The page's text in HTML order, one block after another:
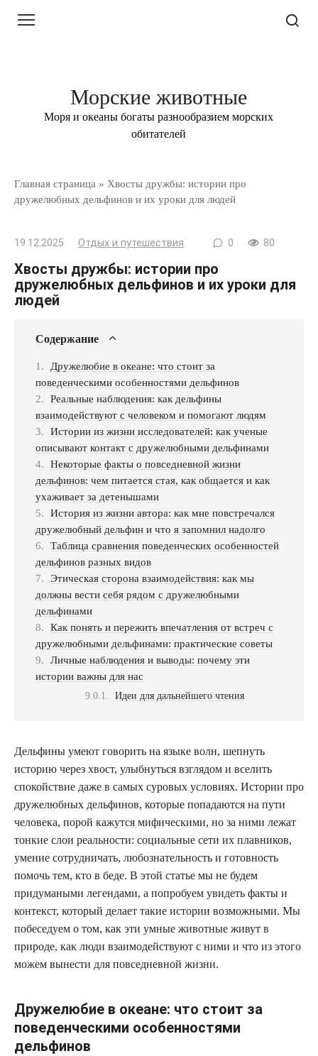
Морские животные
Моря и океаны богаты разнообразием морских
обитателей
Главная страница » Хвосты дружбы: истории про
дружелюбных дельфинов и их уроки для людей
19.12.2025 Отдых и путешествия 0 80
Хвосты дружбы: истории про
дружелюбных дельфинов и их уроки для
людей
Содержание
Дружелюбие в океане: что стоит за
поведенческими особенностями дельфинов
Реальные наблюдения: как дельфины
взаимодействуют с человеком и помогают людям
Истории из жизни исследователей: как ученые
описывают контакт с дружелюбными дельфинами
Некоторые факты о повседневной жизни
дельфинов: чем питается стая, как общается и как
ухаживает за детенышами
История из жизни автора: как мне повстречался
дружелюбный дельфин и что я запомнил надолго
Таблица сравнения поведенческих особенностей
дельфинов разных видов
Этическая сторона взаимодействия: как мы
должны вести себя рядом с дружелюбными
дельфинами
Как понять и пережить впечатления от встреч с
дружелюбными дельфинами: практические советы
Личные наблюдения и выводы: почему эти
истории важны для нас
Идеи для дальнейшего чтения
Дельфины умеют говорить на языке волн, шепнуть
историю через хвост, улыбнуться взглядом и вселить
спокойствие даже в самых суровых условиях. Истории про
дружелюбных дельфинов, которые попадаются на пути
человека, порой кажутся мифическими, но за ними лежат
тонкие слои реальности: социальные сети их плавников,
умение сотрудничать, любознательность и готовность
помочь тем, кто в беде. В этой статье мы не будем
придумаными легендами, а попробуем увидеть факты и
контекст, который делает такие истории возможными. Мы
побеседуем о том, как эти умные животные живут в
природе, как люди взаимодействуют с ними и что из этого
можем вынести для повседневной жизни.
Дружелюбие в океане: что стоит за
поведенческими особенностями
дельфинов